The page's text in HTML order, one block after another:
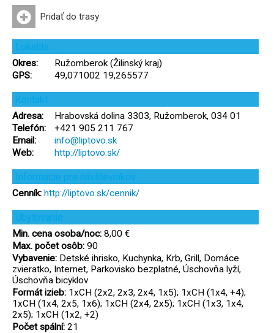
Pridať do trasy
Lokalita
Okres:
Ružomberok (Žilinský kraj)
GPS:
49,071002 19,265577
Kontakt
Adresa:
Hrabovská dolina 3303, Ružomberok, 034 01
Telefón:
+421 905 211 767
Email:
info@liptovo.sk
Web:
http://liptovo.sk/
Informácie pre návštevníkov
Cenník: http://liptovo.sk/cennik/
Ubytovanie
Min. cena osoba/noc: 8,00 €
Max. počet osôb: 90
Vybavenie: Detské ihrisko, Kuchynka, Krb, Grill, Domáce
zvieratko, Internet, Parkovisko bezplatné, Úschovňa lyží,
Úschovňa bicyklov
Formát izieb: 1xCH (2x2, 2x3, 2x4, 1x5); 1xCH (1x4, +4);
1xCH (1x4, 2x5, 1x6); 1xCH (2x4, 2x5); 1xCH (1x3, 1x4,
2x5); 1xCH (1x2, +2)
Počet spální: 21